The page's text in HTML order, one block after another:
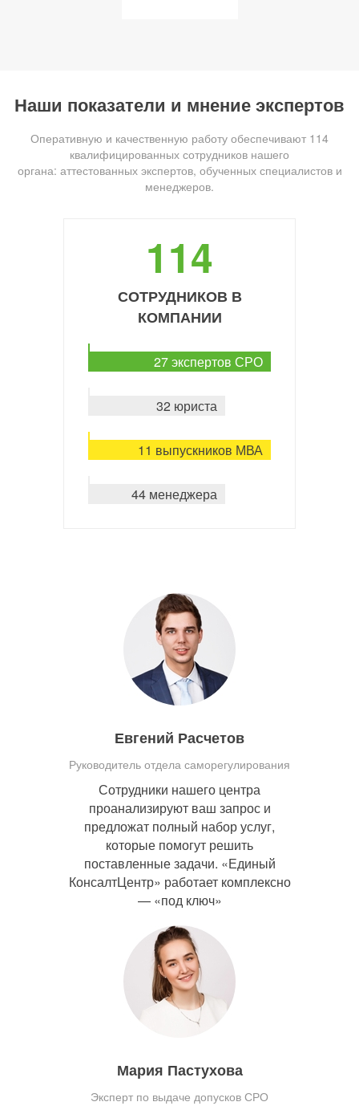
Наши показатели и мнение экспертов
Оперативную и качественную работу обеспечивают 114
квалифицированных сотрудников нашего
органа: аттестованных экспертов, обученных специалистов и
менеджеров.
114
СОТРУДНИКОВ В
КОМПАНИИ
27 экспертов СРО
32 юриста
11 выпускников МВА
44 менеджера
Евгений Расчетов
Руководитель отдела саморегулирования
Сотрудники нашего центра
проанализируют ваш запрос и
предложат полный набор услуг,
которые помогут решить
поставленные задачи. «Единый
КонсалтЦентр» работает комплексно
— «под ключ»
Мария Пастухова
Эксперт по выдаче допусков СРО